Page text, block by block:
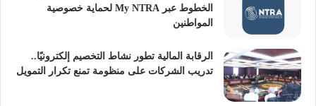
الخطوط عبر My NTRA لحماية خصوصية
المواطنين
الرقابة المالية تطور نشاط التخصيم إلكترونيًا..
تدريب الشركات على منظومة تمنع تكرار التمويل